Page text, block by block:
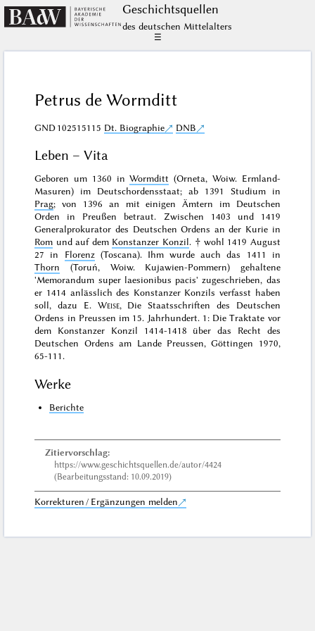
Geschichts­quellen
des deutschen Mittelalters
☰
Petrus de Wormditt
GND102515115 Dt. Biographie DNB
Leben – Vita
Geboren um 1360 inWormditt (Orneta, Woiw. Ermland-
Masuren) im Deutschordensstaat; ab 1391 Studium in
Prag; von 1396 an mit einigen Ämtern im Deutschen
Orden in Preußen betraut. Zwischen 1403 und 1419
Generalprokurator des Deutschen Ordens an der Kurie in
Rom und auf dem Konstanzer Konzil. † wohl 1419 August
27 in Florenz(Toscana). Ihm wurde auch das 1411 in
Thorn (Toruń, Woiw. Kujawien-Pommern) gehaltene
'Memorandum super laesionibus pacis' zugeschrieben, das
er 1414 anlässlich des Konstanzer Konzils verfasst haben
soll, dazu E. Weise, Die Staatsschriften des Deutschen
Ordens in Preussen im 15. Jahrhundert. 1: Die Traktate vor
dem Konstanzer Konzil 1414-1418 über das Recht des
Deutschen Ordens am Lande Preussen, Göttingen 1970,
65-111.
Werke
Berichte
Zitiervorschlag:
https://www.geschichtsquellen.de/autor/4424
(Bearbeitungsstand: 10.09.2019)
Korrekturen / Ergänzungen melden